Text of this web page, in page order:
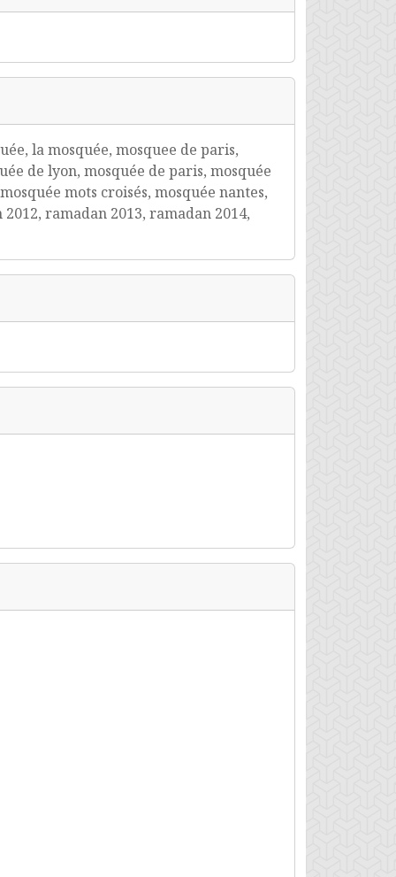
la mosquée, mosquee de paris,
de lyon, mosquée de paris, mosquée
mots croisés, mosquée nantes,
ramadan 2013, ramadan 2014,